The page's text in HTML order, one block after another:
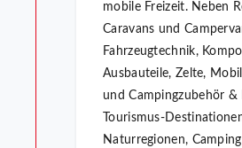
mobile Freizeit. Neben
Caravans und
Fahrzeugtechnik,
Ausbauteile, Zelte,
und Campingzubehör &
Tourismus-
Naturregionen,